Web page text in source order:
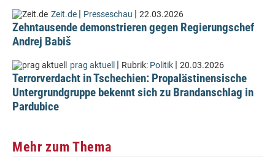
Zeit.de | Presseschau | 22.03.2026
Zehntausende demonstrieren gegen Regierungschef
Andrej Babiš
prag aktuell | Rubrik: Politik | 20.03.2026
Terrorverdacht in Tschechien: Propalästinensische
Untergrundgruppe bekennt sich zu Brandanschlag in
Pardubice
Mehr zum Thema